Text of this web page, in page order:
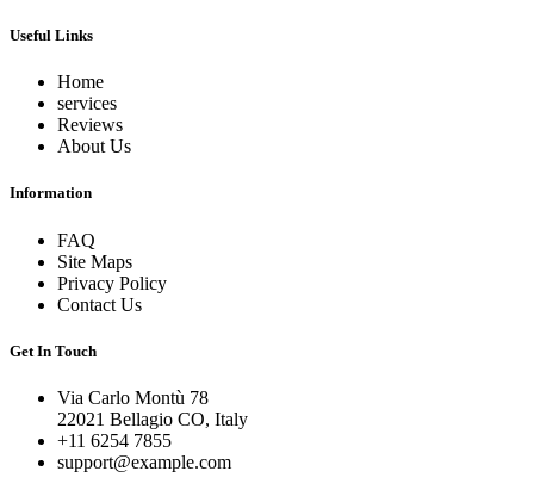
Useful Links
Home
services
Reviews
About Us
Information
FAQ
Site Maps
Privacy Policy
Contact Us
Get In Touch
Via Carlo Montù 78
22021 Bellagio CO, Italy
+11 6254 7855
support@example.com